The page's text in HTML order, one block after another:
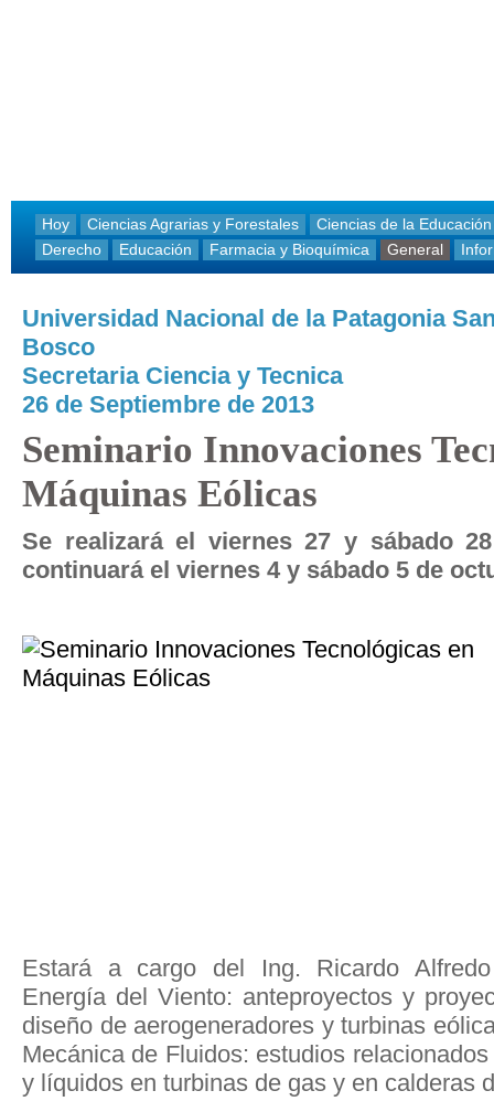
Hoy Ciencias Agrarias y Forestales
Ciencias de la Educación
Derecho
Educación Farmacia y Bioquímica General
Universidad Nacional de la Patagonia
Bosco
Secretaria Ciencia y Tecnica
26 de Septiembre de 2013
Seminario Innovaciones
Máquinas Eólicas
Se realizará el viernes 27 y sábado
continuará el viernes 4 y sábado 5 de
Estará a cargo del Ing. Ricardo
Energía del Viento: anteproyectos y
diseño de aerogeneradores y turbinas
Mecánica de Fluidos: estudios
y líquidos en turbinas de gas y en calderas